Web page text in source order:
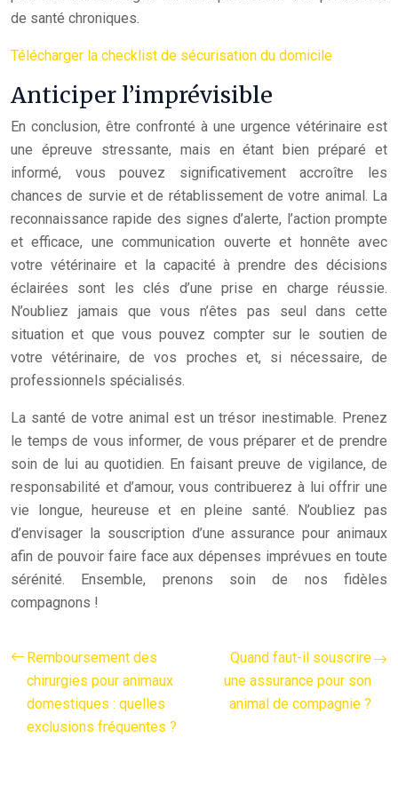
de santé chroniques.
Télécharger la checklist de sécurisation du domicile
Anticiper l’imprévisible
En conclusion, être confronté à une urgence vétérinaire est
une épreuve stressante, mais en étant bien préparé et
informé, vous pouvez significativement accroître les
chances de survie et de rétablissement de votre animal. La
reconnaissance rapide des signes d’alerte, l’action prompte
et efficace, une communication ouverte et honnête avec
votre vétérinaire et la capacité à prendre des décisions
éclairées sont les clés d’une prise en charge réussie.
N’oubliez jamais que vous n’êtes pas seul dans cette
situation et que vous pouvez compter sur le soutien de
votre vétérinaire, de vos proches et, si nécessaire, de
professionnels spécialisés.
La santé de votre animal est un trésor inestimable. Prenez
le temps de vous informer, de vous préparer et de prendre
soin de lui au quotidien. En faisant preuve de vigilance, de
responsabilité et d’amour, vous contribuerez à lui offrir une
vie longue, heureuse et en pleine santé. N’oubliez pas
d’envisager la souscription d’une assurance pour animaux
afin de pouvoir faire face aux dépenses imprévues en toute
sérénité. Ensemble, prenons soin de nos fidèles
compagnons !
Remboursement des
chirurgies pour animaux
domestiques : quelles
exclusions fréquentes ?
Quand faut-il souscrire
une assurance pour son
animal de compagnie ?